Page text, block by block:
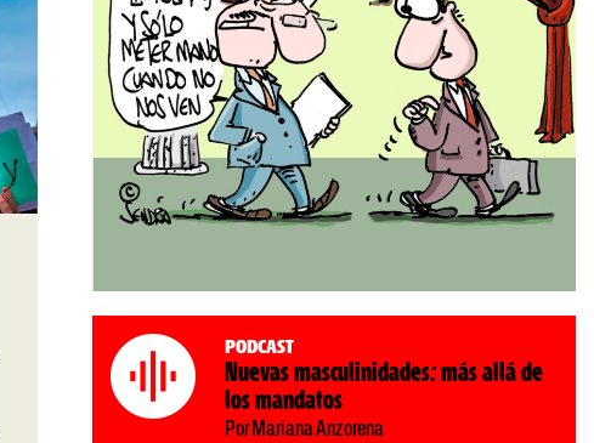
Podcast
Nuevas masculinidades: más allá de
los mandatos
Por Mariana Anzorena